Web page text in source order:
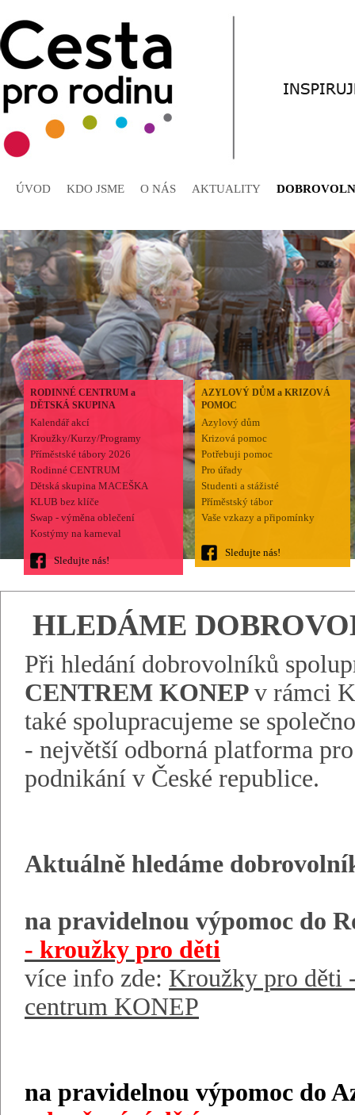
ÚVOD KDO JSME O NÁS AKTUALITY
RODINNÉ CENTRUM a
DĚTSKÁ SKUPINA
Kalendář akcí
Kroužky/Kurzy/Programy
Příměstské tábory 2026
Rodinné CENTRUM
Dětská skupina MACEŠKA
KLUB bez klíče
Swap - výměna oblečení
Kostýmy na karneval
Sledujte nás!
AZYLOVÝ DŮM a KRIZOVÁ
POMOC
Azylový dům
Krizová pomoc
Potřebuji pomoc
Pro úřady
Studenti a stážisté
Příměstský tábor
Vaše vzkazy a připomínky
Sledujte nás!
HLEDÁME
Při hledání dobrovolníků
CENTREM KONEP v rámci
také spolupracujeme se
- největší odborná platforma
podnikání v České republice.
Aktuálně hledáme
na pravidelnou výpomoc do
- kroužky pro děti
více info zde: Kroužky pro děti
centrum KONEP
na pravidelnou výpomoc do